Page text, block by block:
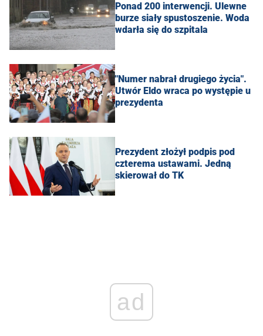
Ponad 200 interwencji. Ulewne
burze siały spustoszenie. Woda
wdarła się do szpitala
"Numer nabrał drugiego życia".
Utwór Eldo wraca po występie u
prezydenta
Prezydent złożył podpis pod
czterema ustawami. Jedną
skierował do TK
ad